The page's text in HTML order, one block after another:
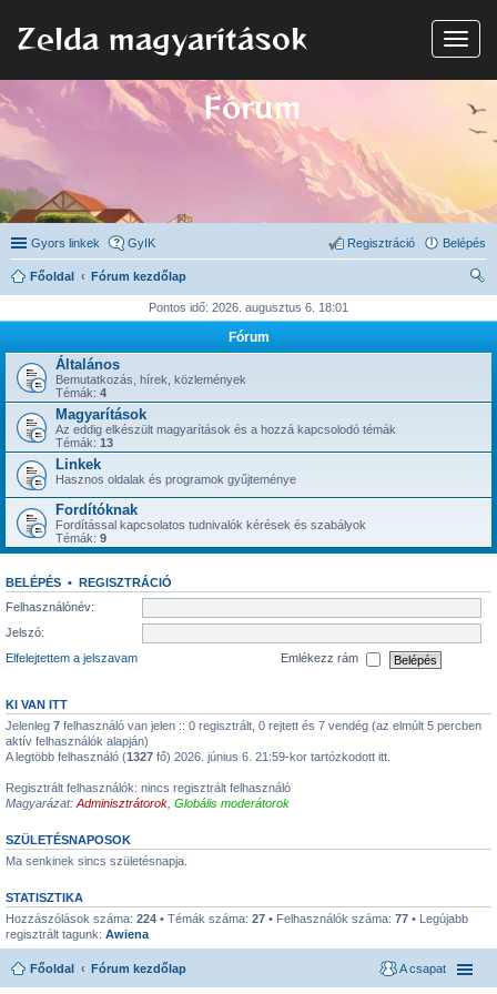
N
a
Zelda magyarítások
Fórum
Gyors linkek GyIK Belépés
Regisztráció
Főoldal
Fórum kezdőlap
s
Pontos idő: 2026. augusztus 6. 18:01
Fórum
Általános
Bemutatkozás, hírek, közlemények
Témák: 4
Magyarítások
Az eddig elkészült magyarítások és a hozzá kapcsolodó témák
Témák: 13
Linkek
Hasznos oldalak és programok gyűjteménye
Fordítóknak
Fordítással kapcsolatos tudnivalók kérések és szabályok
Témák: 9
BELÉPÉS • REGISZTRÁCIÓ
Felhasználónév:
Jelszó:
Elfelejtettem a jelszavam
Emlékezz rám
KI VAN ITT
Jelenleg 7 felhasználó van jelen :: 0 regisztrált, 0 rejtett és 7 vendég (az elmúlt 5 percben
aktív felhasználók alapján)
A legtöbb felhasználó (1327 fő) 2026. június 6. 21:59-kor tartózkodott itt.
Regisztrált felhasználók: nincs regisztrált felhasználó
Magyarázat: Adminisztrátorok Globális moderátorok
SZÜLETÉSNAPOSOK
Ma senkinek sincs születésnapja.
STATISZTIKA
Hozzászólások száma: 224 • Témák száma: 27 • Felhasználók száma: 77 • Legújabb
regisztrált tagunk: Awiena
Főoldal Fórum kezdőlap A csapat